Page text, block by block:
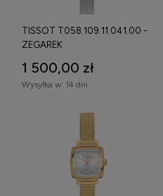
TISSOT T058.109.11.041.00 -
ZEGAREK
1 500,00 zł
Wysyłka w: 14 dni